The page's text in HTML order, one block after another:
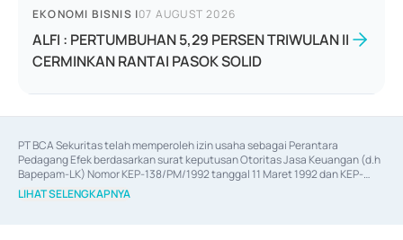
EKONOMI BISNIS |07 AUGUST 2026
ALFI : PERTUMBUHAN 5,29 PERSEN TRIWULAN II
CERMINKAN RANTAI PASOK SOLID
PT BCA Sekuritas telah memperoleh izin usaha sebagai Perantara
Pedagang Efek berdasarkan surat keputusan Otoritas Jasa Keuangan (d.h
Bapepam-LK) Nomor KEP-138/PM/1992 tanggal 11 Maret 1992 dan KEP-
06/D.04/2014 tanggal 28 Februari 2014, izin usaha sebagai Penjamin Emisi
Efek berdasarkan surat keputusan Otoritas Jasa Keuangan Nomor KEP-
LIHAT SELENGKAPNYA